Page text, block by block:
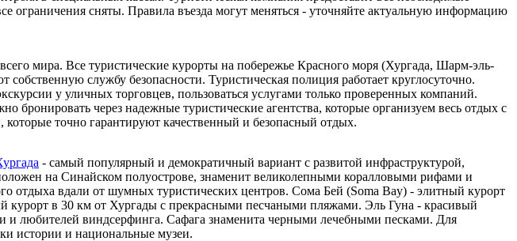
ограничения сняты. Правила въезда могут меняться - уточняйте актуальную информацию
мира. Все туристические курорты на побережье Красного моря (Хургада, Шарм-эль-
службу безопасности. Туристическая полиция работает круглосуточно.
у уличных торговцев, пользоваться услугами только проверенных компаний.
бронировать через надежные туристические агентства, которые организуем весь отдых с
точно гарантируют качественный и безопасный отдых.
- самый популярный и демократичный вариант с развитой инфраструктурой,
на Синайском полуострове, знаменит великолепными коралловыми рифами и
отдыха вдали от шумных туристических центров. Сома Бей (Soma Bay) - элитный курорт
в 30 км от Хургады с прекрасными песчаными пляжами. Эль Гуна - красивый
любителей виндсерфинга. Сафага знаменита черными лечебными песками. Для
истории и национальные музеи.